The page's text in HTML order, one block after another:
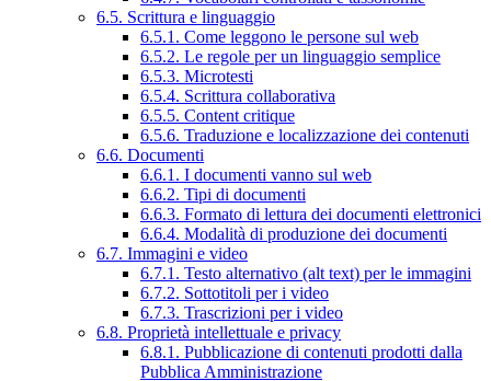
6.5. Scrittura e linguaggio
6.5.1. Come leggono le persone sul web
6.5.2. Le regole per un linguaggio semplice
6.5.3. Microtesti
6.5.4. Scrittura collaborativa
6.5.5. Content critique
6.5.6. Traduzione e localizzazione dei contenuti
6.6. Documenti
6.6.1. I documenti vanno sul web
6.6.2. Tipi di documenti
6.6.3. Formato di lettura dei documenti elettronici
6.6.4. Modalità di produzione dei documenti
6.7. Immagini e video
6.7.1. Testo alternativo (alt text) per le immagini
6.7.2. Sottotitoli per i video
6.7.3. Trascrizioni per i video
6.8. Proprietà intellettuale e privacy
6.8.1. Pubblicazione di contenuti prodotti dalla
Pubblica Amministrazione